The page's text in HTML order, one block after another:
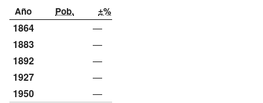
Año Pob. ±%
1864
—
1883
—
1892
—
1927
—
1950
—